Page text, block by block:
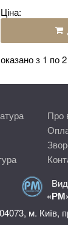
Ціна:
з 1 по 2
Про
04073, м. Київ,